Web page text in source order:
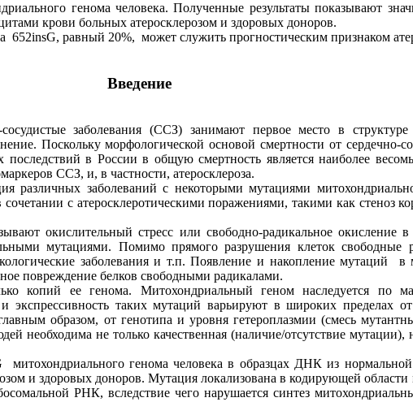
генома человека. Полученные результаты показывают
крови больных атеросклерозом и здоровых доноров.
равный 20%, может служить прогностическим признаком
Введение
заболевания (ССЗ) занимают первое место в
Поскольку морфологической основой смертности от сердечно-
последствий в России в общую смертность является наиболее
ССЗ, и, в частности, атеросклероза.
различных заболеваний с некоторыми мутациями
с атеросклеротическими поражениями, такими как стеноз
окислительный стресс или свободно-радикальное окисление
мутациями. Помимо прямого разрушения клеток свободные
заболевания и т.п. Появление и накопление мутаций
повреждение белков свободными радикалами.
копий ее генома. Митохондриальный геном наследуется по
экспрессивность таких мутаций варьируют в широких пределах
образом, от генотипа и уровня гетероплазмии (смесь
необходима не только качественная (наличие/отсутствие мутации),
генома человека в образцах ДНК из
и здоровых доноров. Мутация локализована в кодирующей
РНК, вследствие чего нарушается синтез